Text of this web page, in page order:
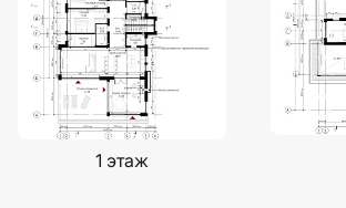
1 этаж